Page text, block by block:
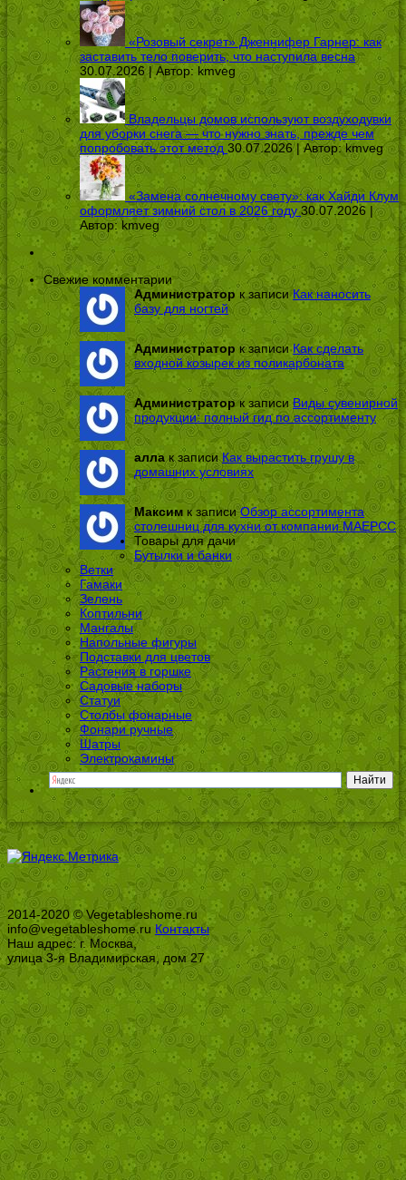
«Розовый секрет» Дженнифер Гарнер: как
заставить тело поверить, что наступила весна
30.07.2026 | Автор: kmveg
Владельцы домов используют воздуходувки
для уборки снега — что нужно знать, прежде чем
попробовать этот метод 30.07.2026 | Автор:kmveg
«Замена солнечному свету»: как Хайди Клум
оформляет зимний стол в 2026 году 30.07.2026 |
Автор:kmveg
Свежие комментарии
Администратор к записиКак наносить
базу для ногтей
Администратор к записиКак сделать
входной козырек из поликарбоната
Администраторк записиВиды сувенирной
продукции: полный гид по ассортименту
аллак записиКак вырастить грушу в
домашних условиях
Максим к записиОбзор ассортимента
столешниц для кухни от компании МАЕРСС
Товары для дачи
Бутылки и банки
Ветки
Гамаки
Зелень
Коптильни
Мангалы
Напольные фигуры
Подставки для цветов
Растения в горшке
Садовые наборы
Статуи
Столбы фонарные
Фонари ручные
Шатры
Электрокамины
2014-2020 © Vegetableshome.ru
info@vegetableshome.ru Контакты
Наш адрес: г. Москва,
улица 3-я Владимирская, дом 27